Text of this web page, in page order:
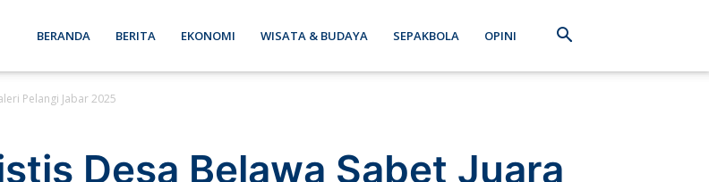
BERANDA BERITA EKONOMI WISATA & BUDAYA SEPAKBOLA OPINI
Pelangi Jabar 2025
Desa Belawa Sabet Juara